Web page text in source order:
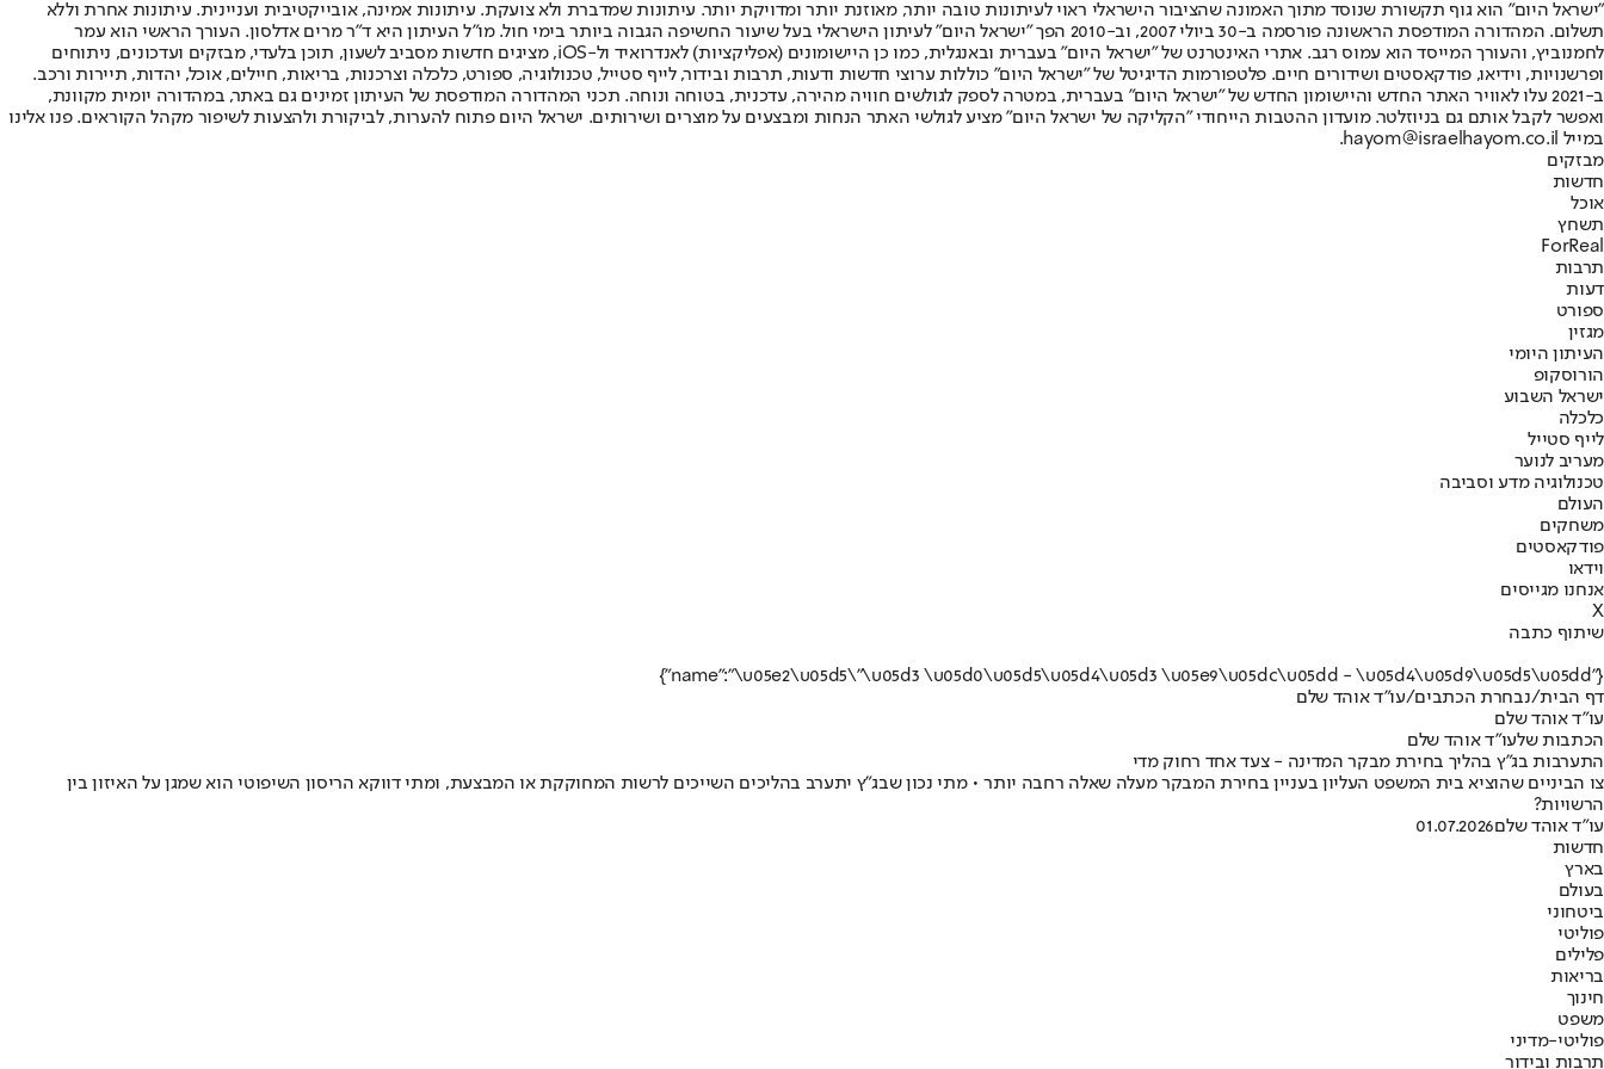
"ישראל היום" הוא גוף תקשורת שנוסד מתוך האמונה שהציבור הישראלי ראוי לעיתונות טובה יותר, מאוזנת יותר ומדויקת יותר. עיתונות שמדברת ולא צועקת. עיתונות אמינה, אובייקטיבית ועניינית. עיתונות אחרת וללא
תשלום. המהדורה המודפסת הראשונה פורסמה ב-30 ביולי 2007, וב-2010 הפך "ישראל היום" לעיתון הישראלי בעל שיעור החשיפה הגבוה ביותר בימי חול. מו"ל העיתון היא ד"ר מרים אדלסון. העורך הראשי הוא עמר
לחמנוביץ, והעורך המייסד הוא עמוס רגב. אתרי האינטרנט של "ישראל היום" בעברית ובאנגלית, כמו כן היישומונים (אפליקציות) לאנדרואיד ול-iOS, מציגים חדשות מסביב לשעון, תוכן בלעדי, מבזקים ועדכונים, ניתוחים
ופרשנויות, וידיאו, פודקאסטים ושידורים חיים. פלטפורמות הדיגיטל של "ישראל היום" כוללות ערוצי חדשות ודעות, תרבות ובידור, לייף סטייל, טכנולוגיה, ספורט, כלכלה וצרכנות, בריאות, חיילים, אוכל, יהדות, תיירות ורכב.
ב-2021 עלו לאוויר האתר החדש והיישומון החדש של "ישראל היום" בעברית, במטרה לספק לגולשים חוויה מהירה, עדכנית, בטוחה ונוחה. תכני המהדורה המודפסת של העיתון זמינים גם באתר, במהדורה יומית מקוונת,
ואפשר לקבל אותם גם בניוזלטר. מועדון ההטבות הייחודי "הקליקה של ישראל היום" מציע לגולשי האתר הנחות ומבצעים על מוצרים ושירותים. ישראל היום פתוח להערות, לביקורת ולהצעות לשיפור מקהל הקוראים. פנו אלינו
במייל hayom@israelhayom.co.il.
מבזקים
חדשות
אוכל
תשחץ
ForReal
תרבות
דעות
ספורט
מגזין
העיתון היומי
הורוסקופ
ישראל השבוע
כלכלה
לייף סטייל
מעריב לנוער
טכנולוגיה מדע וסביבה
העולם
משחקים
פודקאסטים
וידאו
אנחנו מגייסים
X
שיתוף כתבה
{"name":"\u05e2\u05d5\"\u05d3 \u05d0\u05d5\u05d4\u05d3 \u05e9\u05dc\u05dd - \u05d4\u05d9\u05d5\u05dd"}
דף הבית/נבחרת הכתבים/עו"ד אוהד שלם
עו"ד אוהד שלם
הכתבות שלעו"ד אוהד שלם
התערבות בג"ץ בהליך בחירת מבקר המדינה - צעד אחד רחוק מדי
צו הביניים שהוציא בית המשפט העליון בעניין בחירת המבקר מעלה שאלה רחבה יותר • מתי נכון שבג"ץ יתערב בהליכים השייכים לרשות המחוקקת או המבצעת, ומתי דווקא הריסון השיפוטי הוא שמגן על האיזון בין
הרשויות?
עו"ד אוהד שלם01.07.2026
חדשות
בארץ
בעולם
ביטחוני
פוליטי
פלילים
בריאות
חינוך
משפט
פוליטי-מדיני
תרבות ובידור